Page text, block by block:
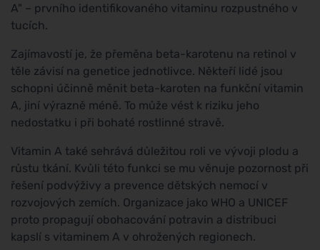
A" – prvního identifikovaného vitaminu rozpustného v
tucích.
Zajímavostí je, že přeměna beta-karotenu na retinol v
těle závisí na genetice jednotlivce. Někteří lidé jsou
schopni účinně měnit beta-karoten na funkční vitamin
A, jiní výrazně méně. To může vést k riziku jeho
nedostatku i při bohaté rostlinné stravě.
Vitamin A také sehrává důležitou roli ve vývoji plodu a
růstu tkání. Kvůli této funkci se mu věnuje pozornost při
řešení podvýživy a prevence dětských nemocí v
rozvojových zemích. Organizace jako WHO a UNICEF
proto propagují obohacování potravin a distribuci
kapslí s vitaminem A v ohrožených regionech.